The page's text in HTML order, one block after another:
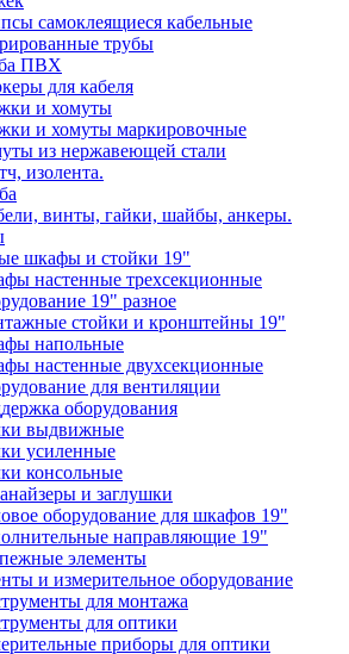
самоклеящиеся кабельные
трубы
ПВХ
для кабеля
и хомуты
и хомуты маркировочные
из нержавеющей стали
изолента.
винты, гайки, шайбы, анкеры.
шкафы и стойки 19"
настенные трехсекционные
19" разное
стойки и кронштейны 19"
напольные
настенные двухсекционные
для вентиляции
оборудования
выдвижные
усиленные
консольные
и заглушки
оборудование для шкафов 19"
направляющие 19"
элементы
и измерительное оборудование
для монтажа
для оптики
приборы для оптики